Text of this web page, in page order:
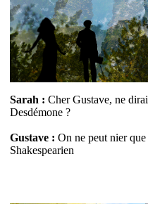
Sarah : Cher Gustave, ne
Desdémone ?
Gustave : On ne peut nier
Shakespearien